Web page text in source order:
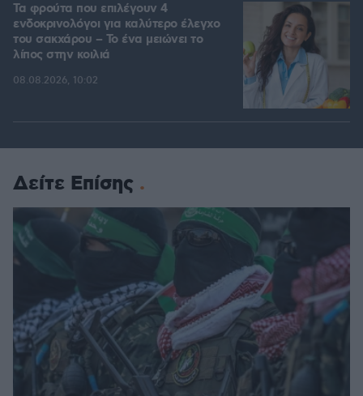
Τα φρούτα που επιλέγουν 4
ενδοκρινολόγοι για καλύτερο έλεγχο
του σακχάρου – Το ένα μειώνει το
λίπος στην κοιλιά
08.08.2026, 10:02
Δείτε Επίσης